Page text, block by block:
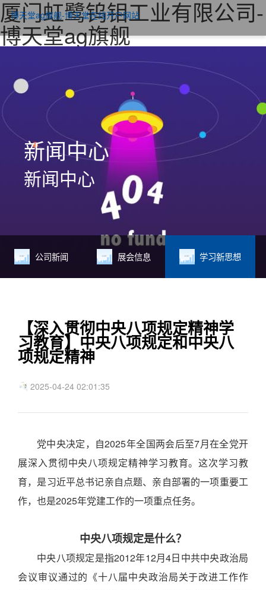
厦门虹鹭钨钼工业有限公司-
博天堂ag旗舰
博天堂ag旗舰-博天堂在线开户网站
新闻中心
新闻中心
公司新闻 展会信息 学习新思想
【深入贯彻中央八项规定精神学
习教育】中央八项规定和中央八
项规定精神
2025-04-24 02:01:35
党中央决定，自2025年全国两会后至7月在全党开
展深入贯彻中央八项规定精神学习教育。这次学习教
育，是习近平总书记亲自点题、亲自部署的一项重要工
作，也是2025年党建工作的一项重点任务。
中央八项规定是什么？
中央八项规定是指2012年12月4日中共中央政治局
会议审议通过的《十八届中央政治局关于改进工作作